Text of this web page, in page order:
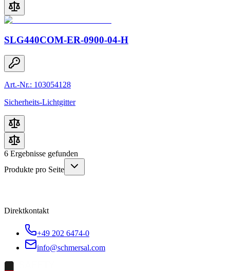
SLG440COM-ER-0900-04-H
Art.-Nr.: 103054128
Sicherheits-Lichtgitter
6 Ergebnisse gefunden
Produkte pro Seite
Direktkontakt
+49 202 6474-0
info@schmersal.com